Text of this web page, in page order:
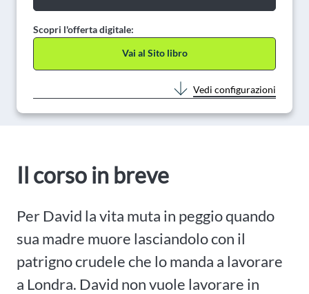
Scopri l'offerta digitale:
Vai al Sito libro
Vedi configurazioni
Il corso in breve
Per David la vita muta in peggio quando
sua madre muore lasciandolo con il
patrigno crudele che lo manda a lavorare
a Londra. David non vuole lavorare in